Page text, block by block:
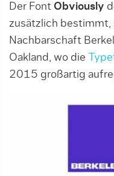
Der Font Obviously
zusätzlich bestimmt,
Nachbarschaft
Oakland, wo die
2015 großartig